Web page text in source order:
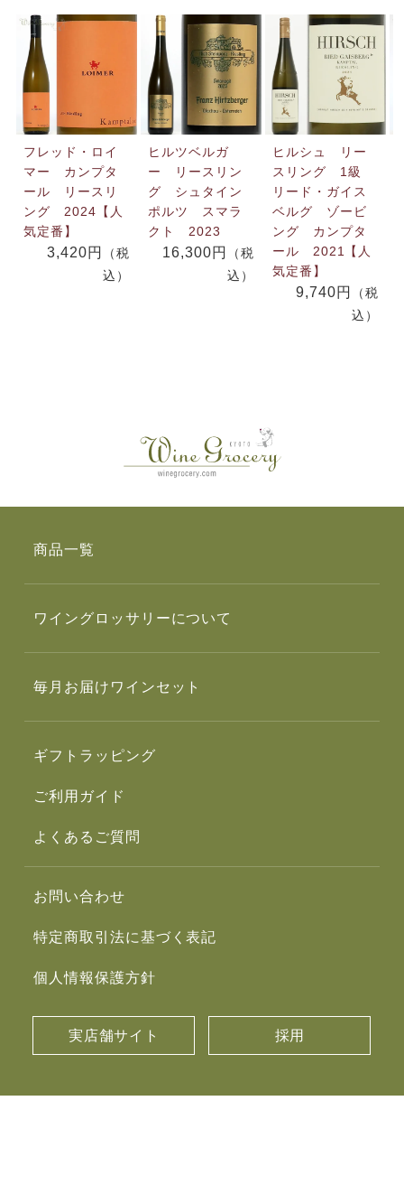
フレッド・ロイ
マー カンプタ
ール リースリ
ング 2024【人
気定番】
3,420円
（税
込）
ヒルツベルガ
ー リースリン
グ シュタイン
ポルツ スマラ
クト 2023
16,300円
（税
込）
ヒルシュ リー
スリング 1級
リード・ガイス
ベルグ ゾービ
ング カンプタ
ール 2021【人
気定番】
9,740円
（税
込）
商品一覧
ワイングロッサリーについて
毎月お届けワインセット
ギフトラッピング
ご利用ガイド
よくあるご質問
お問い合わせ
特定商取引法に基づく表記
個人情報保護方針
実店舗サイト 採用